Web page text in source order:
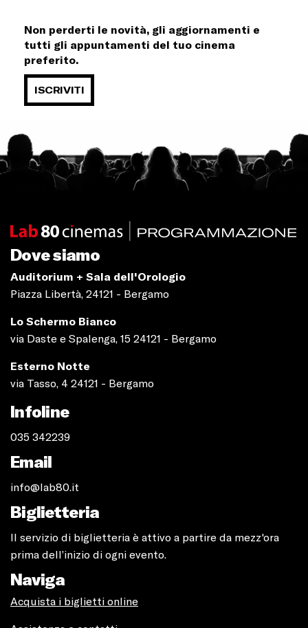
Non perderti le novità, gli aggiornamenti e
tutti gli appuntamenti del tuo cinema
preferito.
ISCRIVITI
Dove siamo
Auditorium + Sala dell'Orologio
Piazza Libertà, 24121 - Bergamo
Lo Schermo Bianco
via Daste e Spalenga, 15 24121 - Bergamo
Esterno Notte
via Tasso, 4 24121 - Bergamo
Infoline
035 342239
Email
info@lab80.it
Biglietteria
Il servizio di biglietteria è attivo a partire da mezz'ora
prima dell’inizio di ogni evento.
Naviga
Acquista i biglietti online